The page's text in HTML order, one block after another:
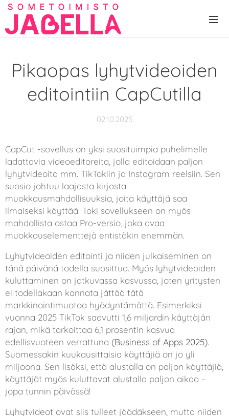
Pikaopas lyhytvideoiden
editointiin CapCutilla
02.10.2025
CapCut -sovellus on yksi suosituimpia puhelimelle
ladattavia videoeditoreita, jolla editoidaan paljon
lyhytvideoita mm. TikTokiin ja Instagram reelsiin. Sen
suosio johtuu laajasta kirjosta
muokkausmahdollisuuksia, joita käyttäjä saa
ilmaiseksi käyttää. Toki sovellukseen on myös
mahdollista ostaa Pro-versio, joka avaa
muokkauselementtejä entistäkin enemmän.
Lyhytvideoiden editointi ja niiden julkaiseminen on
tänä päivänä todella suosittua. Myös lyhytvideoiden
kuluttaminen on jatkuvassa kasvussa, joten yritysten
ei todellakaan kannata jättää tätä
markkinointimuotoa hyödyntämättä. Esimerkiksi
vuonna 2025 TikTok saavutti 1,6 miljardin käyttäjän
rajan, mikä tarkoittaa 6,1 prosentin kasvua
edellisvuoteen verrattuna (Business of Apps 2025).
Suomessakin kuukausittaisia käyttäjiä on jo yli
miljoona. Sen lisäksi, että alustalla on paljon käyttäjiä,
käyttäjät myös kuluttavat alustalla paljon aikaa –
jopa tunnin päivässä!
Lyhytvideot ovat siis tulleet jäädäkseen, mutta niiden